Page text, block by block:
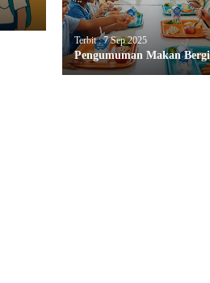
Terbit : 7 Sep 2025
Pengumuman Makan